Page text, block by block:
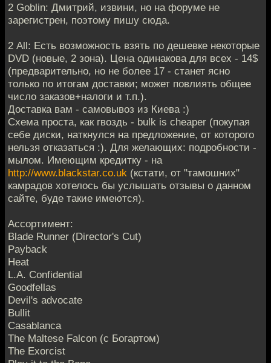
2 Goblin: Дмитрий, извини, но на форуме не
зарегистрен, поэтому пишу сюда.
2 All: Есть возможность взять по дешевке некоторые
DVD (новые, 2 зона). Цена одинакова для всех - 14$
(предварительно, но не более 17 - станет ясно
только по итогам доставки; может повлиять общее
число заказов+налоги и т.п.).
Доставка вам - самовывоз из Киева :)
Схема проста, как гвоздь - bulk is cheaper (покупая
себе диски, наткнулся на предложение, от которого
нельзя отказаться :). Для желающих: подробности -
мылом. Имеющим кредитку - на
http://www.blackstar.co.uk (кстати, от "тамошних"
камрадов хотелось бы услышать отзывы о данном
сайте, буде такие имеются).
Ассортимент:
Blade Runner (Director's Cut)
Payback
Heat
L.A. Confidential
Goodfellas
Devil's advocate
Bullit
Casablanca
The Maltese Falcon (с Богартом)
The Exorcist